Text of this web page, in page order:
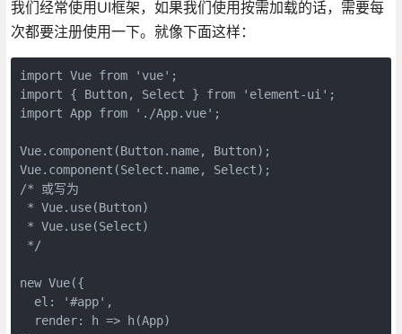
我们经常使用UI框架，如果我们使用按需加载的话，需要每
次都要注册使用一下。就像下面这样：
import Vue from 'vue';
import { Button, Select } from 'element-ui';
import App from './App.vue';
Vue.component(Button.name, Button);
Vue.component(Select.name, Select);
/* 或写为
* Vue.use(Button)
* Vue.use(Select)
*/
new Vue({
  el: '#app',
  render: h => h(App)